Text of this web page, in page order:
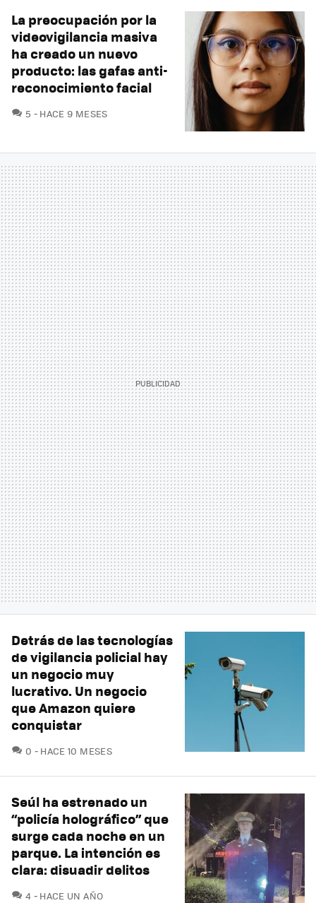
La preocupación por la
videovigilancia masiva
ha creado un nuevo
producto: las gafas anti-
reconocimiento facial
5 COMENTARIOS
HACE 9 MESES
Detrás de las tecnologías
de vigilancia policial hay
un negocio muy
lucrativo. Un negocio
que Amazon quiere
conquistar
0 COMENTARIOS
HACE 10 MESES
Seúl ha estrenado un
“policía holográfico” que
surge cada noche en un
parque. La intención es
clara: disuadir delitos
4 COMENTARIOS
HACE UN AÑO